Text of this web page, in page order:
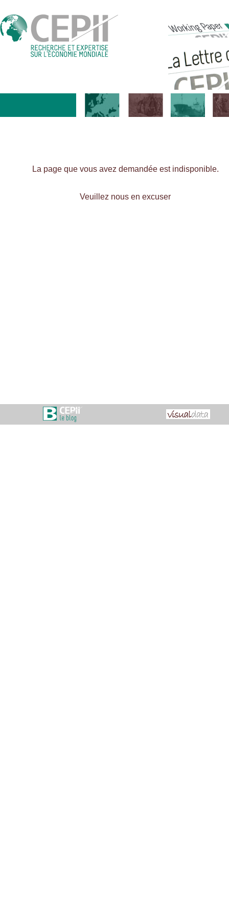
La page que vous avez demandée est indisponible.
Veuillez nous en excuser